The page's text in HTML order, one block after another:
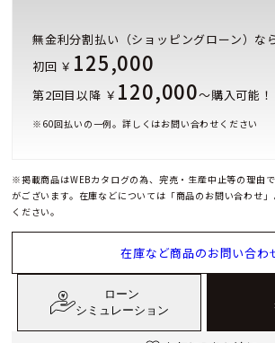
無金利分割払い（ショッピングローン）な
初回 ￥ 125,000
第2回目以降 ￥ 120,000～購入可能！
※ 60回払いの一例。詳しくはお問い合わせください
※掲載商品はWEBカタログの為、完売・生産中止等の理由
がございます。在庫などについては「商品のお問い合わせ
ください。
在庫など商品のお問い合わ
ローン
シミュレーション